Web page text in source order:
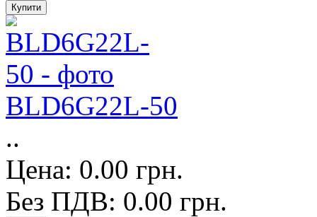
BLD6G22L-50
..
Цена: 0.00 грн.
Без ПДВ: 0.00 грн.